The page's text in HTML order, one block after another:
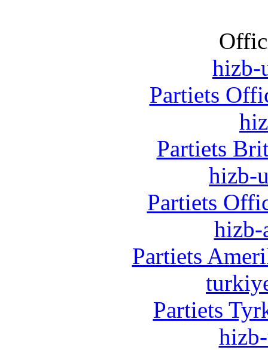
hizb-
Partiets
Partiets
hizb-
Partiets
hizb-
Partiets
Partiets